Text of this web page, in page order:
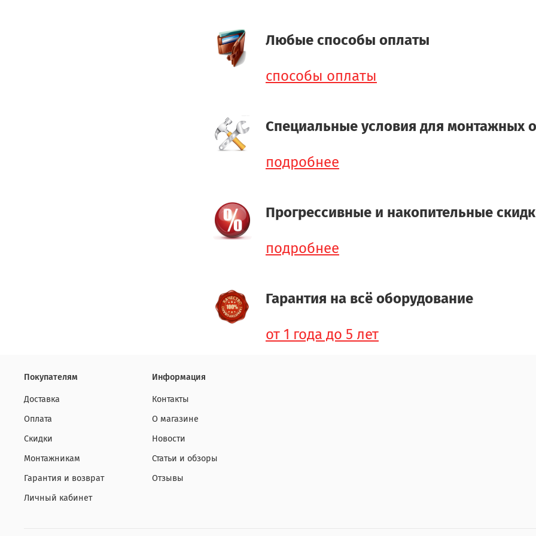
Любые способы оплаты
способы оплаты
Специальные условия для монтажных
подробнее
Прогрессивные и накопительные
подробнее
Гарантия на всё оборудование
от 1 года до 5 лет
Покупателям
Доставка
Оплата
Скидки
Монтажникам
Гарантия и возврат
Личный кабинет
Информация
Контакты
О магазине
Новости
Статьи и обзоры
Отзывы